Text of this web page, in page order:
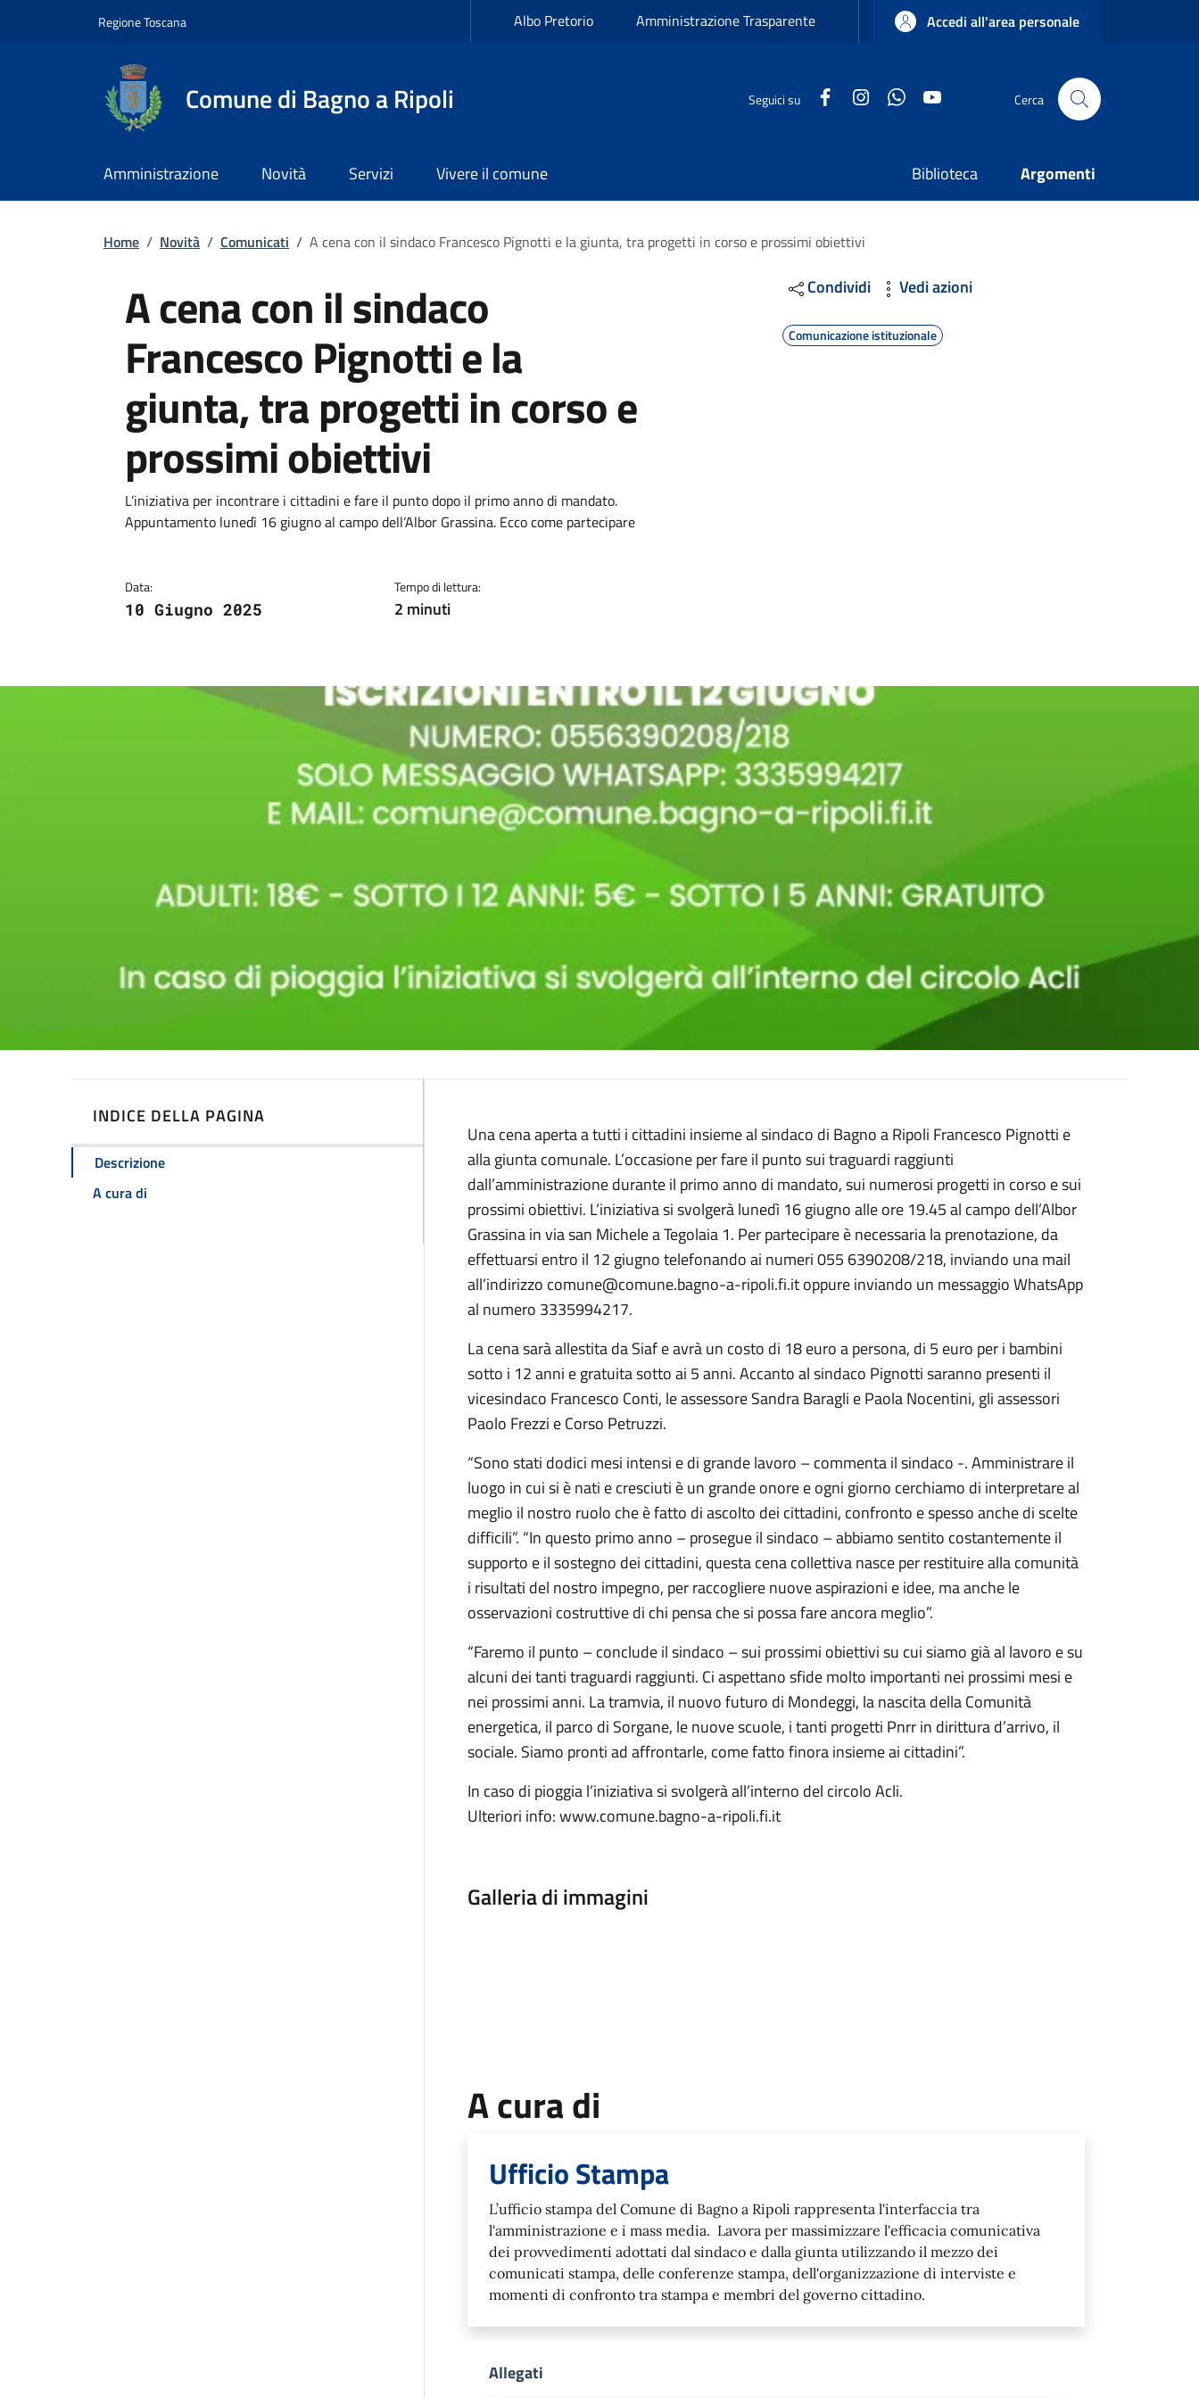
Regione ToscanaSlim top Albo Pretorio Amministrazione Trasparente Accedi all'area personale
Comune di Bagno a Ripoli Seguici su FacebookInstagramWhatsApp Cerca
Amministrazione Novità Servizi Vivere il comune Biblioteca Argomenti
Briciole di pane
Home / Novità / Comunicati / A cena con il sindaco Francesco Pignotti e la giunta, tra progetti in corso e prossimi obiettivi
A cena con il sindaco
Francesco Pignotti e la
giunta, tra progetti in corso e
prossimi obiettivi
Dettagli
Descrizione breve
L’iniziativa per incontrare i cittadini e fare il punto dopo il primo anno di mandato.
Appuntamento lunedì 16 giugno al campo dell’Albor Grassina. Ecco come partecipare
Data:
10 Giugno 2025
Tempo di lettura:
2 minuti
Condividi Vedi azioni
Comunicazione istituzionale
INDICE DELLA PAGINA
Descrizione
A cura di
Descrizione
Una cena aperta a tutti i cittadini insieme al sindaco di Bagno a Ripoli Francesco Pignotti e
alla giunta comunale. L’occasione per fare il punto sui traguardi raggiunti
dall’amministrazione durante il primo anno di mandato, sui numerosi progetti in corso e sui
prossimi obiettivi. L’iniziativa si svolgerà lunedì 16 giugno alle ore 19.45 al campo dell’Albor
Grassina in via san Michele a Tegolaia 1. Per partecipare è necessaria la prenotazione, da
effettuarsi entro il 12 giugno telefonando ai numeri 055 6390208/218, inviando una mail
all’indirizzo comune@comune.bagno-a-ripoli.fi.it oppure inviando un messaggio WhatsApp
al numero 3335994217.
La cena sarà allestita da Siaf e avrà un costo di 18 euro a persona, di 5 euro per i bambini
sotto i 12 anni e gratuita sotto ai 5 anni. Accanto al sindaco Pignotti saranno presenti il
vicesindaco Francesco Conti, le assessore Sandra Baragli e Paola Nocentini, gli assessori
Paolo Frezzi e Corso Petruzzi.
“Sono stati dodici mesi intensi e di grande lavoro – commenta il sindaco -. Amministrare il
luogo in cui si è nati e cresciuti è un grande onore e ogni giorno cerchiamo di interpretare al
meglio il nostro ruolo che è fatto di ascolto dei cittadini, confronto e spesso anche di scelte
difficili”. “In questo primo anno – prosegue il sindaco – abbiamo sentito costantemente il
supporto e il sostegno dei cittadini, questa cena collettiva nasce per restituire alla comunità
i risultati del nostro impegno, per raccogliere nuove aspirazioni e idee, ma anche le
osservazioni costruttive di chi pensa che si possa fare ancora meglio”.
“Faremo il punto – conclude il sindaco – sui prossimi obiettivi su cui siamo già al lavoro e su
alcuni dei tanti traguardi raggiunti. Ci aspettano sfide molto importanti nei prossimi mesi e
nei prossimi anni. La tramvia, il nuovo futuro di Mondeggi, la nascita della Comunità
energetica, il parco di Sorgane, le nuove scuole, i tanti progetti Pnrr in dirittura d’arrivo, il
sociale. Siamo pronti ad affrontarle, come fatto finora insieme ai cittadini”.
In caso di pioggia l’iniziativa si svolgerà all’interno del circolo Acli.
Ulteriori info: www.comune.bagno-a-ripoli.fi.it
Galleria di immagini
A cura di
Ufficio Stampa
L’ufficio stampa del Comune di Bagno a Ripoli rappresenta l'interfaccia tra
l'amministrazione e i mass media. Lavora per massimizzare l'efficacia comunicativa
dei provvedimenti adottati dal sindaco e dalla giunta utilizzando il mezzo dei
comunicati stampa, delle conferenze stampa, dell'organizzazione di interviste e
momenti di confronto tra stampa e membri del governo cittadino.
Allegati